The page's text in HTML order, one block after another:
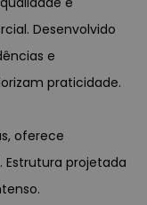
Desenvolvido
e
praticidade.
oferece
projetada